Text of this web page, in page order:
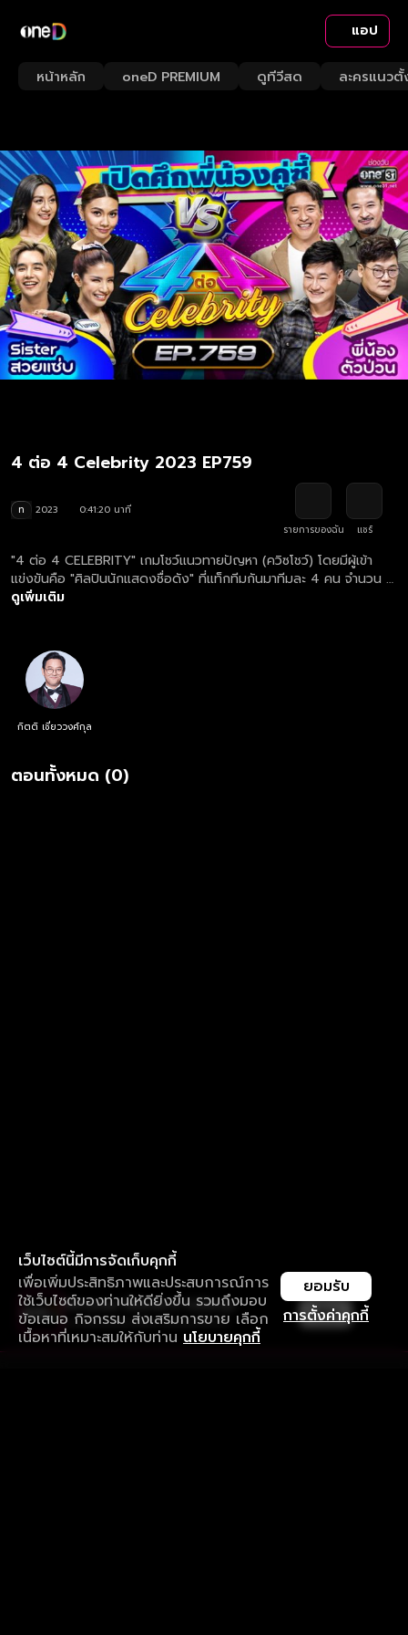
แอป
หน้าหลัก oneD PREMIUM ดูทีวีสด ละครแนวตั้
4 ต่อ 4 Celebrity 2023 EP759
ท 2023
0:41:20 นาที
รายการของฉัน
แชร์
"4 ต่อ 4 CELEBRITY" เกมโชว์แนวทายปัญหา (ควิซโชว์) โดยมีผู้เข้า
แข่งขันคือ "ศิลปินนักแสดงชื่อดัง" ที่แท็กทีมกันมาทีมละ 4 คน จำนวน 3
ทีม เพื่อแข่งขันตอบคำถามจาก "ผลสำรวจ"
ดูเพิ่มเติม
กิตติ เชี่ยววงศ์กุล
ตอนทั้งหมด (0)
เว็บไซต์นี้มีการจัดเก็บคุกกี้
เพื่อเพิ่มประสิทธิภาพและประสบการณ์การ
ใช้เว็บไซต์ของท่านให้ดียิ่งขึ้น รวมถึงมอบ
ข้อเสนอ กิจกรรม ส่งเสริมการขาย เลือก
เนื้อหาที่เหมาะสมให้กับท่าน นโยบายคุกกี้
การตั้งค่าคุกกี้
ยอมรับ
ใช้งานแอป ลื่นไหลกว่า ไม่มีสะดุด
ดาวน์โหลดแอปเพื่อการรับชมที่ดีกว่า เปิด